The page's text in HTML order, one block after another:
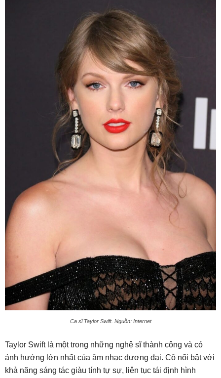
Ca sĩ Taylor Swift. Nguồn: Internet
Taylor Swift là một trong những nghệ sĩ thành công và có
ảnh hưởng lớn nhất của âm nhạc đương đại. Cô nổi bật với
khả năng sáng tác giàu tính tự sự, liên tục tái định hình